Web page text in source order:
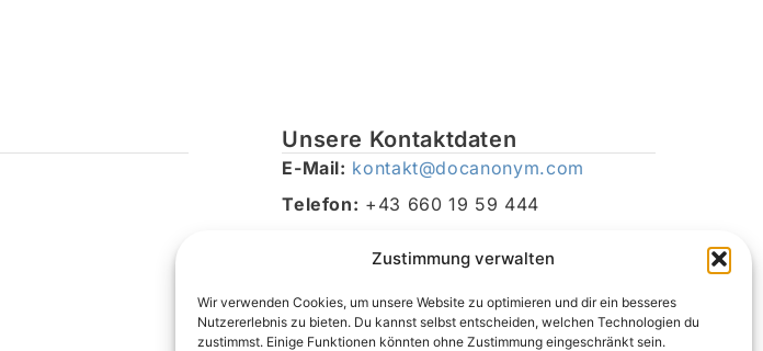
Zustimmung verwalten
Wir verwenden Cookies, um unsere Website zu optimieren und dir ein besseres
Nutzererlebnis zu bieten. Du kannst selbst entscheiden, welchen Technologien du
zustimmst. Einige Funktionen könnten ohne Zustimmung eingeschränkt sein.
Unsere Kontaktdaten
E-Mail: kontakt@docanonym.com
Telefon: +43 660 19 59 444
Traunsee, Österreich